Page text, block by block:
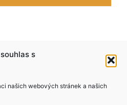
s
našich webových stránek a našich
tržeb je prodávající
účtenku. Zároveň je
technického výpadku pak